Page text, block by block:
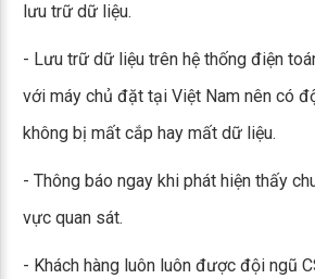
lưu trữ dữ liệu.
- Lưu trữ dữ liệu trên hệ thống điện
với máy chủ đặt tại Việt Nam nên có
không bị mất cắp hay mất dữ liệu.
- Thông báo ngay khi phát hiện thấy
vực quan sát.
- Khách hàng luôn luôn được đội ngũ